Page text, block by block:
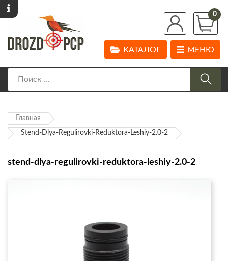
0
МЕНЮ
КАТАЛОГ
Главная
Stend-Dlya-Regulirovki-Reduktora-Leshiy-2.0-2
stend-dlya-regulirovki-reduktora-leshiy-2.0-2